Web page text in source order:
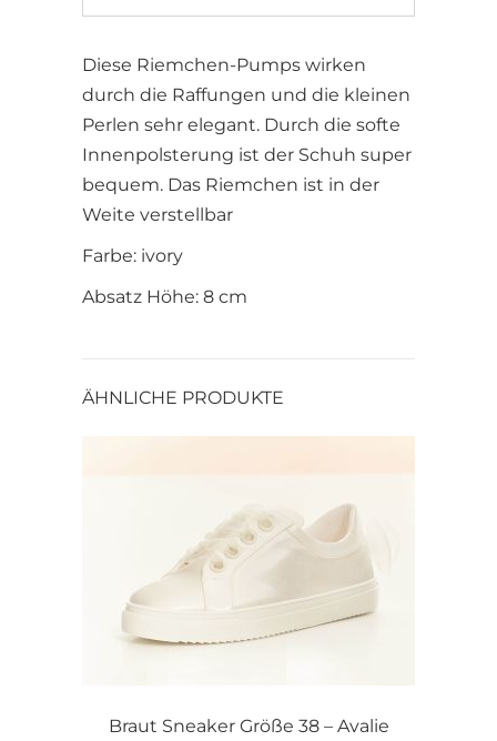
Diese Riemchen-Pumps wirken
durch die Raffungen und die kleinen
Perlen sehr elegant. Durch die softe
Innenpolsterung ist der Schuh super
bequem. Das Riemchen ist in der
Weite verstellbar
Farbe: ivory
Absatz Höhe: 8 cm
ÄHNLICHE PRODUKTE
Braut Sneaker Größe 38 – Avalie